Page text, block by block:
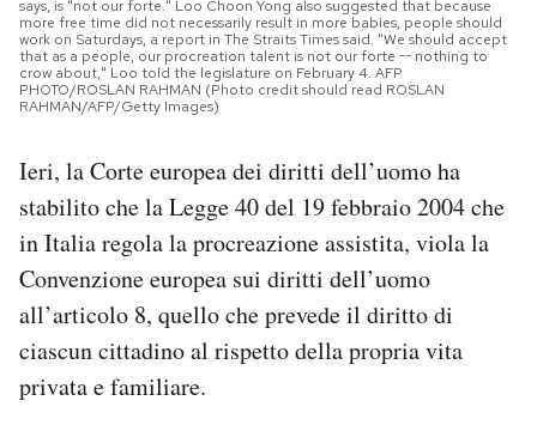
CALENDARIO
Area Personale
Newsletter
Notifiche mobile
Regala il Post
Hai bisogno di aiuto?
Esci
says, is "not our forte." Loo Choon Yong also suggested that because
more free time did not necessarily result in more babies, people should
work on Saturdays, a report in The Straits Times said. "We should accept
that as a people, our procreation talent is not our forte -- nothing to
crow about," Loo told the legislature on February 4. AFP
PHOTO/ROSLAN RAHMAN (Photo credit should read ROSLAN
RAHMAN/AFP/Getty Images)
Ieri, la Corte europea dei diritti dell’uomo ha
stabilito che la Legge 40 del 19 febbraio 2004 che
in Italia regola la procreazione assistita, viola la
Convenzione europea sui diritti dell’uomo
all’articolo 8, quello che prevede il diritto di
ciascun cittadino al rispetto della propria vita
privata e familiare.